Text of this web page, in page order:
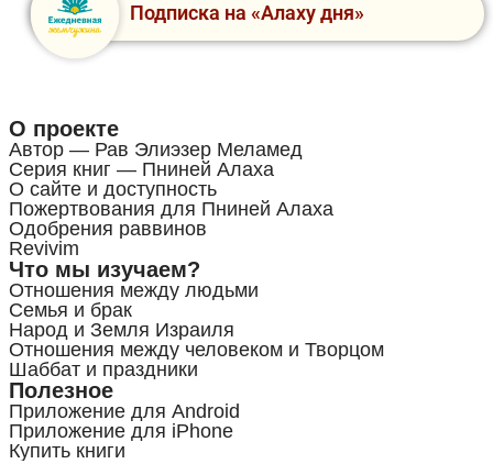
Подписка на «Алаху дня»
О проекте
Автор — Рав Элиэзер Меламед
Серия книг — Пниней Алаха
О сайте и доступность
Пожертвования для Пниней Алаха
Одобрения раввинов
Revivim
Что мы изучаем?
Отношения между людьми
Семья и брак
Народ и Земля Израиля
Отношения между человеком и Творцом
Шаббат и праздники
Полезное
Приложение для Android
Приложение для iPhone
Купить книги